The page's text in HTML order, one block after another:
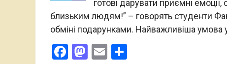
готові дарувати приємні
близьким людям!” – говорять студенти
обміні подарунками. Найважливіша умова
Facebook
Mastodon
Email